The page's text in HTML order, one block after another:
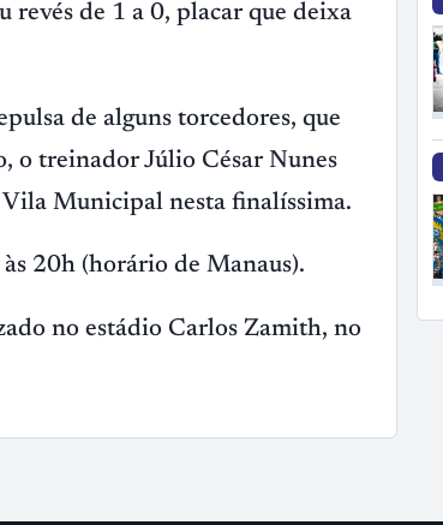
revés de 1 a 0, placar que deixa
de alguns torcedores, que
o treinador Júlio César Nunes
Municipal nesta finalíssima.
20h (horário de Manaus).
no estádio Carlos Zamith, no